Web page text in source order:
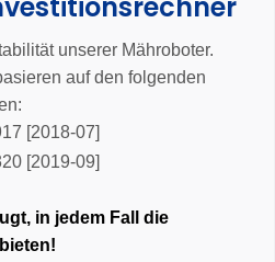
unserer Mähroboter.
auf den folgenden
[2018-07]
[2019-09]
in jedem Fall die